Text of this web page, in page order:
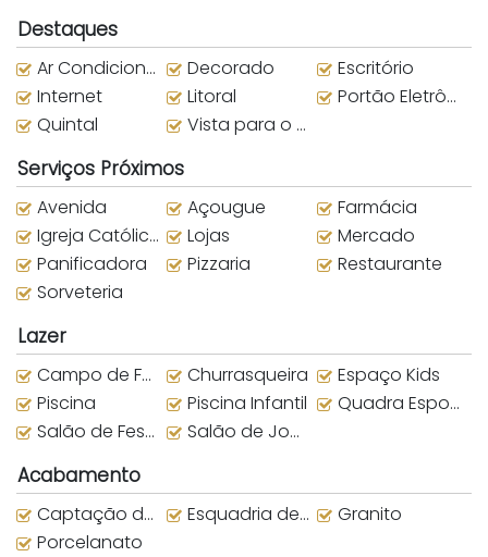
Destaques
Ar Condicionado Decorado
Escritório
Internet
Litoral
Portão Eletrônico
Quintal
Vista para o Mar
Serviços Próximos
Avenida Açougue
Farmácia
Igreja Católica
Lojas
Mercado
Panificadora
Pizzaria
Restaurante
Sorveteria
Lazer
Campo de Futebol Churrasqueira
Espaço Kids
Piscina
Piscina Infantil
Quadra Esportiva
Salão de Festas
Salão de Jogos
Acabamento
Captação de Água da Chuva Esquadria de alumínio
Granito
Porcelanato